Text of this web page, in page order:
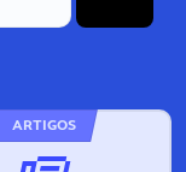
ARTIGOS